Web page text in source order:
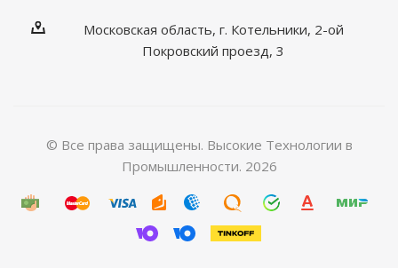
Московская область, г. Котельники, 2-ой
Покровский проезд, 3
© Все права защищены. Высокие Технологии в
Промышленности. 2026